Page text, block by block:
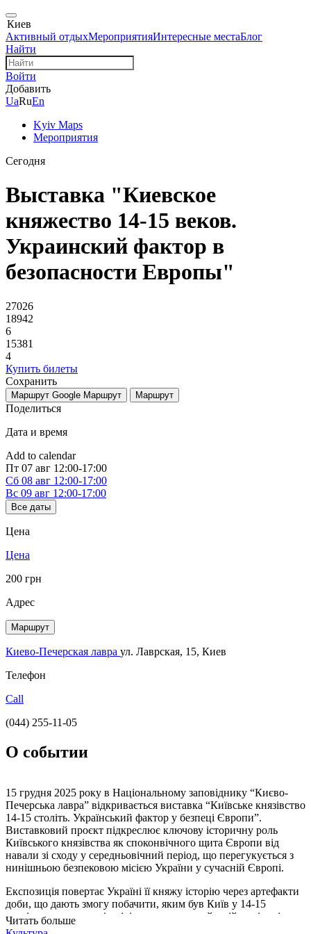
Киев
Активный отдыхМероприятияИнтересные местаБлог
Найти
Войти
Добавить
UaRuEn
Kyiv Maps
Мероприятия
Сегодня
Выставка "Киевское
княжество 14-15 веков.
Украинский фактор в
безопасности Европы"
27026
18942
6
15381
4
Купить билеты
Сохранить
Маршрут Google Маршрут Маршрут
Поделиться
Дата и время
Add to calendar
Пт 07 авг 12:00-17:00
Сб 08 авг 12:00-17:00
Вс 09 авг 12:00-17:00
Все даты
Цена
Цена
200 грн
Адрес
Маршрут
Киево-Печерская лавра ул. Лаврская, 15, Киев
Телефон
Call
(044) 255-11-05
О событии
15 грудня 2025 року в Національному заповіднику “Києво-
Печерська лавра” відкривається виставка “Київське князівство
14-15 століть. Український фактор у безпеці Європи”.
Виставковий проєкт підкреслює ключову історичну роль
Київського князівства як споконвічного щита Європи від
навали зі сходу у середньовічний період, що перегукується з
нинішньою безпековою місією України у сучасній Європі.
Експозиція повертає Україні її княжу історію через артефакти
доби, що дають змогу побачити, яким був Київ у 14-15
століттях, яку роль він відігравав у європейській політиці та
як після руйнації 1240 року відновив політичну вагу,
Читать больше